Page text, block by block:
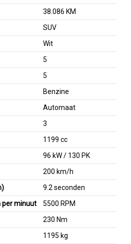
38.086 KM
SUV
Wit
5
5
Benzine
Automaat
3
1199 cc
96 kW / 130 PK
200 km/h
9.2 seconden
per minuut
5500 RPM
230 Nm
1195 kg